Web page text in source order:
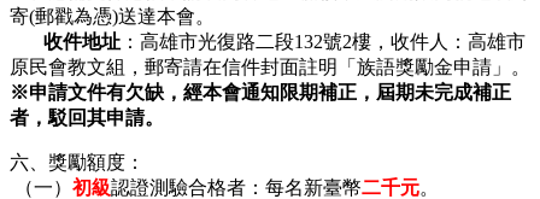
寄(郵戳為憑)送達本會。
收件地址 ：高雄市光復路二段132號2樓，收件人：高雄市
原民會教文組，郵寄請在信件封面註明「族語獎勵金申請」。
※申請文件有欠缺，經本會通知限期補正，屆期未完成補正
者，駁回其申請。
六、獎勵額度：
（一） 初級認證測驗合格者：每名新臺幣二千元。